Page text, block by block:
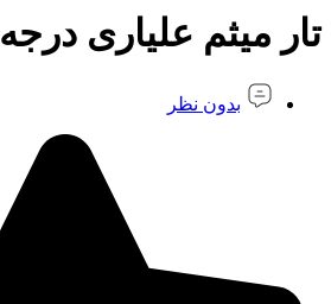
تار میثم علیاری درجه 1
بدون نظر